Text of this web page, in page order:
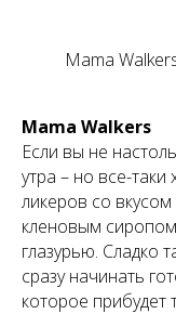
Mama
Mama Walkers
Если вы не
утра – но все-таки
ликеров со
кленовым
глазурью. Сладко
сразу начинать
которое